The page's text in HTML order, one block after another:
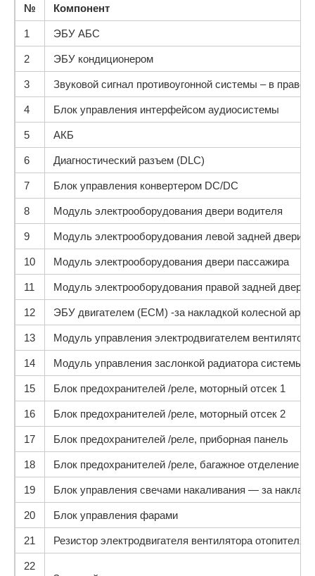
№ Компонент
1 ЭБУ АБС
2 ЭБУ кондиционером
3 Звуковой сигнал противоугонной системы – в правой
4 Блок управления интерфейсом аудиосистемы
5 АКБ
6 Диагностический разъем (DLC)
7 Блок управления конвертером DC/DC
8 Модуль электрооборудования двери водителя
9 Модуль электрооборудования левой задней двери
10 Модуль электрооборудования двери пассажира
11 Модуль электрооборудования правой задней двери
12 ЭБУ двигателем (ECM) -за накладкой колесной арки
13 Модуль управления электродвигателем
14 Модуль управления заслонкой радиатора системы
15 Блок предохранителей /реле, моторный отсек 1
16 Блок предохранителей /реле, моторный отсек 2
17 Блок предохранителей /реле, приборная панель
18 Блок предохранителей /реле, багажное отделение –
19 Блок управления свечами накаливания — за
20 Блок управления фарами
21 Резистор электродвигателя вентилятора отопителя
22